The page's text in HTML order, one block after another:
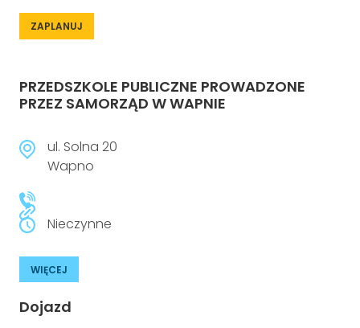
ZAPLANUJ
PRZEDSZKOLE PUBLICZNE PROWADZONE
PRZEZ SAMORZĄD W WAPNIE
ul. Solna 20
Wapno
Nieczynne
WIĘCEJ
Dojazd